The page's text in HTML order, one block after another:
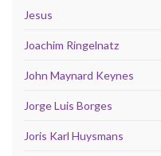
Jesus
Joachim Ringelnatz
John Maynard Keynes
Jorge Luis Borges
Joris Karl Huysmans